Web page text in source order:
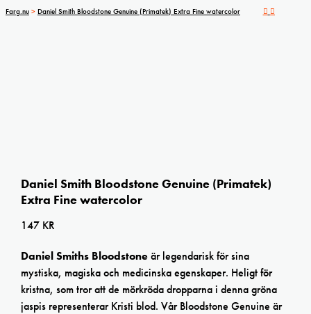
Farg.nu > Daniel Smith Bloodstone Genuine (Primatek) Extra Fine watercolor
Daniel Smith Bloodstone Genuine (Primatek)
Extra Fine watercolor
147 KR
Daniel Smiths Bloodstoneär legendarisk för sina
mystiska, magiska och medicinska egenskaper. Heligt för
kristna, som tror att de mörkröda dropparna i denna gröna
jaspis representerar Kristi blod. Vår Bloodstone Genuine är